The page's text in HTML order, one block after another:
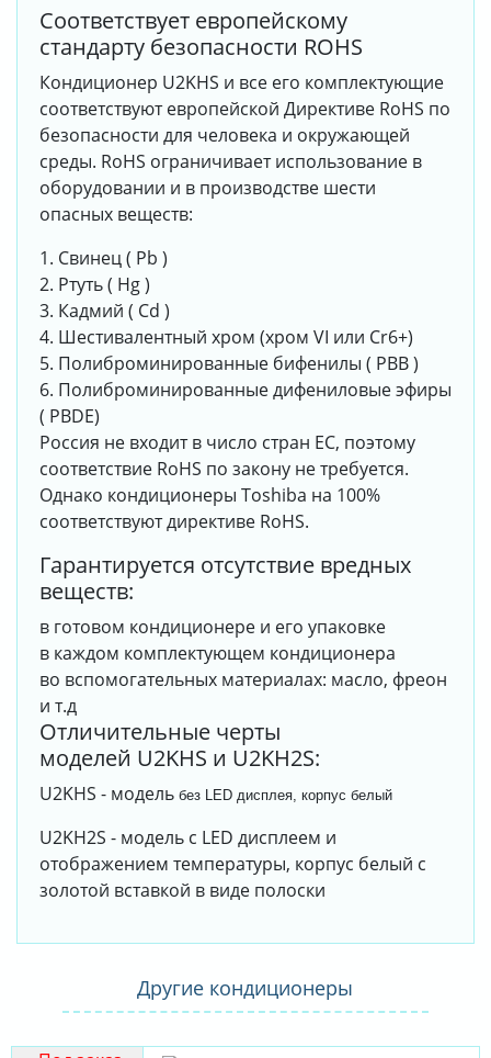
Соответствует европейскому
стандарту безопасности ROHS
Кондиционер U2KHS и все его комплектующие
соответствуют европейской Директиве RoHS по
безопасности для человека и окружающей
среды. RoHS ограничивает использование в
оборудовании и в производстве шести
опасных веществ:
1. Свинец ( Pb )
2. Ртуть ( Hg )
3. Кадмий ( Cd )
4. Шестивалентный хром (хром VI или Cr6+)
5. Полиброминированные бифенилы ( PBB )
6. Полиброминированные дифениловые эфиры
( PBDE)
Россия не входит в число стран ЕС, поэтому
соответствие RoHS по закону не требуется.
Однако кондиционеры Toshiba на 100%
соответствуют директиве RoHS.
Гарантируется отсутствие вредных
веществ:
в готовом кондиционере и его упаковке
в каждом комплектующем кондиционера
во вспомогательных материалах: масло, фреон
и т.д
Отличительные черты
моделей U2KHS и U2KH2S:
U2KHS - модель без LED дисплея, корпус белый
U2KH2S - модель с LED дисплеем и
отображением температуры, корпус белый с
золотой вставкой в виде полоски
Другие кондиционеры